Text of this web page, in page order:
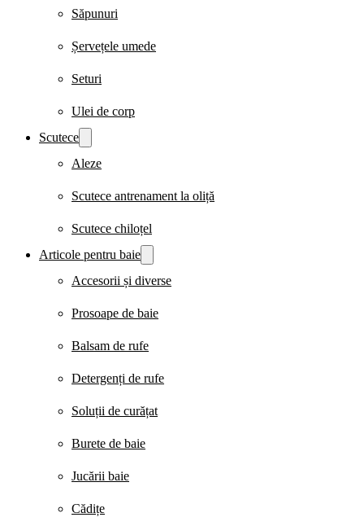
Săpunuri
Șervețele umede
Seturi
Ulei de corp
Scutece
Aleze
Scutece antrenament la oliță
Scutece chiloțel
Articole pentru baie
Accesorii și diverse
Prosoape de baie
Balsam de rufe
Detergenți de rufe
Soluții de curățat
Burete de baie
Jucării baie
Cădițe